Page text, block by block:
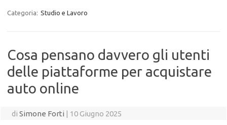
Categoria: Studio e Lavoro
Cosa pensano davvero gli utenti
delle piattaforme per acquistare
auto online
di Simone Forti | 10 Giugno 2025